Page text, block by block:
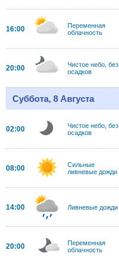
16:00
Переменная
облачность
20:00
Чистое небо, без
осадков
Суббота, 8 Августа
02:00
Чистое небо, без
осадков
08:00
Сильные
ливневые дожди
14:00 Ливневые дожди
20:00
Переменная
облачность